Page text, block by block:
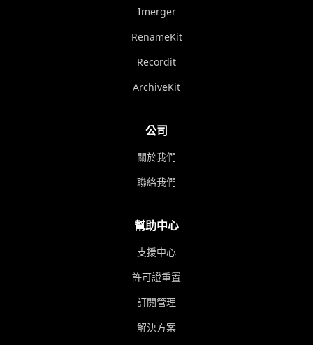
Imerger
RenameKit
Recordit
ArchiveKit
公司
關於我們
聯絡我們
幫助中心
支援中心
許可證重置
訂閱管理
解決方案